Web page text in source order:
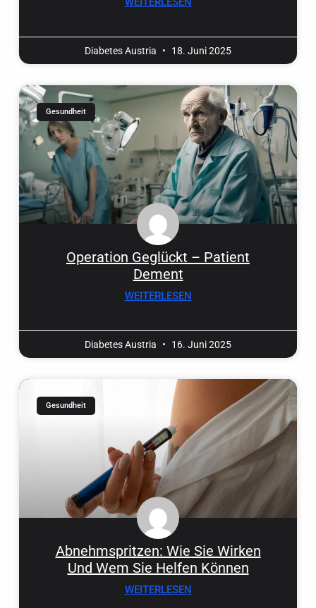
Diabetes Austria 18. Juni 2025
Gesundheit
Operation Geglückt – Patient
Dement
WEITERLESEN
Diabetes Austria 16. Juni 2025
Gesundheit
Abnehmspritzen: Wie Sie Wirken
Und Wem Sie Helfen Können
WEITERLESEN